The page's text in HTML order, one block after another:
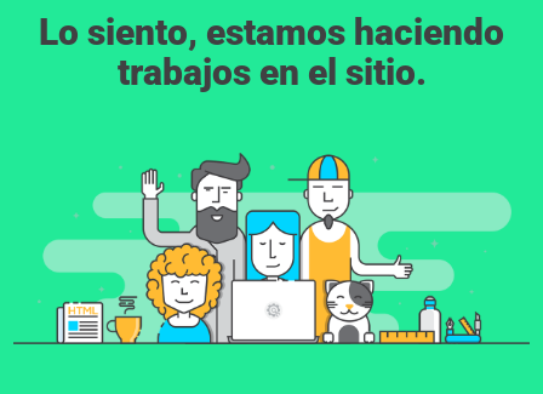
Lo siento, estamos haciendo
trabajos en el sitio.